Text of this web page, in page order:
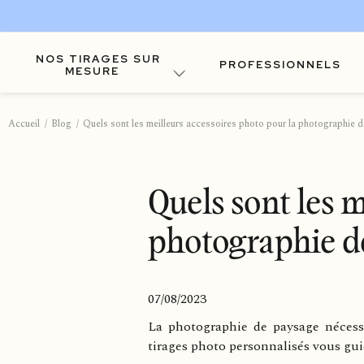
NOS TIRAGES SUR
MESURE
PROFESSIONNELS
Accueil Blog Quels sont les meilleurs accessoires photo pour la photographie
Quels sont les
photographie
07/08/2023
La photographie de paysage
tirages photo personnalisés vous